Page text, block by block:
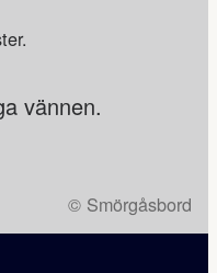
vännen.
© Smörgåsbord